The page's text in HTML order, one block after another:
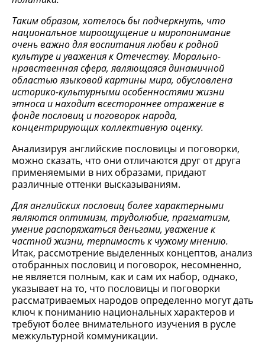
Таким образом, хотелось бы подчеркнуть, что
национальное мироощущение и миропонимание
очень важно для воспитания любви к родной
культуре и уважения к Отечеству. Морально-
нравственная сфера, являющаяся динамичной
областью языковой картины мира, обусловлена
историко-культурными особенностями жизни
этноса и находит всестороннее отражение в
фонде пословиц и поговорок народа,
концентрирующих коллективную оценку.
Анализируя английские пословицы и поговорки,
можно сказать, что они отличаются друг от друга
применяемыми в них образами, придают
различные оттенки высказываниям.
Для английских пословиц более характерными
являются оптимизм, трудолюбие, прагматизм,
умение распоряжаться деньгами, уважение к
частной жизни, терпимость к чужому мнению.
Итак, рассмотрение выделенных концептов, анализ
отобранных пословиц и поговорок, несомненно,
не является полным, как и сам их набор, однако,
указывает на то, что пословицы и поговорки
рассматриваемых народов определенно могут дать
ключ к пониманию национальных характеров и
требуют более внимательного изучения в русле
межкультурной коммуникации.